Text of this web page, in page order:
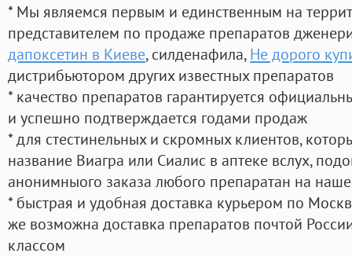
* Мы являемся первым и единственным на
представителем по продаже препаратов
дапоксетин в Киеве, силденафила, Не дорого
дистрибьютором других известных препаратов
* качество препаратов гарантируется
и успешно подтверждается годами продаж
* для стестинельных и скромных клиентов,
название Виагра или Сиалис в аптеке вслух,
анонимныого заказа любого препаратан на
* быстрая и удобная доставка курьером по
же возможна доставка препаратов почтой
классом